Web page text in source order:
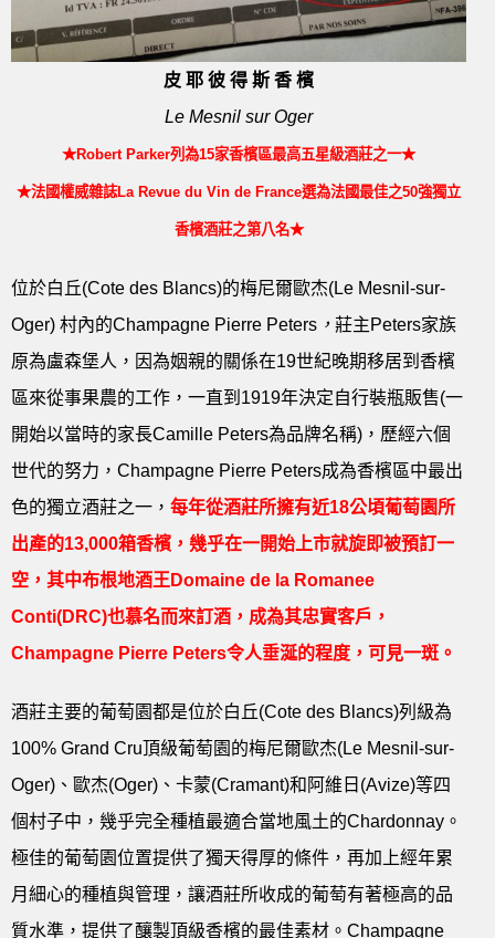
皮 耶 彼 得 斯 香 檳
Le Mesnil sur Oger
★Robert Parker列為15家香檳區最高五星級酒莊之一★
★法國權威雜誌La Revue du Vin de France選為法國最佳之50強獨立
香檳酒莊之第八名★
位於白丘(Cote des Blancs)的梅尼爾歐杰(Le Mesnil-sur-
Oger) 村內的Champagne Pierre Peters ， 莊主Peters家族
原為盧森堡人，因為姻親的關係在19世紀晚期移居到香檳
區來從事果農的工作，一直到1919年決定自行裝瓶販售(一
開始以當時的家長Camille Peters為品牌名稱)，歷經六個
世代的努力，Champagne Pierre Peters成為香檳區中最出
色的獨立酒莊之一， 每年從酒莊所擁有近18公頃葡萄園所
出產的13,000箱香檳，幾乎在一開始上市就旋即被預訂一
空，其中布根地酒王Domaine de la Romanee
Conti(DRC)也慕名而來訂酒，成為其忠實客戶，
Champagne Pierre Peters令人垂涎的程度，可見一斑。
酒莊主要的葡萄園都是位於白丘(Cote des Blancs)列級為
100% Grand Cru頂級葡萄園的梅尼爾歐杰(Le Mesnil-sur-
Oger)、歐杰(Oger)、卡蒙(Cramant)和阿維日(Avize)等四
個村子中，幾乎完全種植最適合當地風土的Chardonnay。
極佳的葡萄園位置提供了獨天得厚的條件，再加上經年累
月細心的種植與管理，讓酒莊所收成的葡萄有著極高的品
質水準，提供了釀製頂級香檳的最佳素材。Champagne